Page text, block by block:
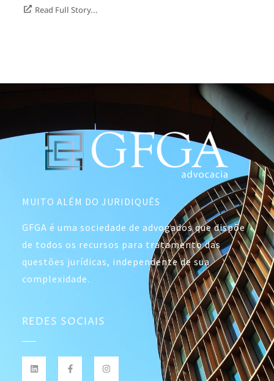
Read Full Story...
MUITO ALÉM DO JURIDIQUÊS
GFGA é uma sociedade de advogados que dispõe
de todos os recursos para tratamento das
questões jurídicas, independente de sua
complexidade.
REDES SOCIAIS